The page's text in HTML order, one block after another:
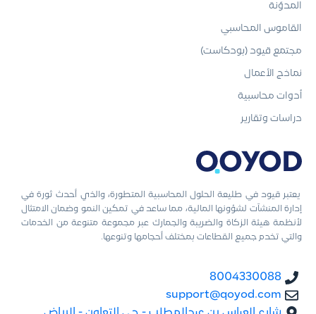
يعتبر قيود في طليعة الحلول المحاسبية المتطورة، والذي أحدث ثورة في
إدارة المنشآت لشؤونها المالية، مما ساعد في تمكين النمو وضمان الامتثال
لأنظمة هيئة الزكاة والضريبة والجمارك عبر مجموعة متنوعة من الخدمات
والتي تخدم جميع القطاعات بمختلف أحجامها وتنوعها.
8004330088
support@qoyod.com
المدوّنة
القاموس المحاسبي
مجتمع قيود (بودكاست)
نماذج الأعمال
أدوات محاسبية
دراسات وتقارير